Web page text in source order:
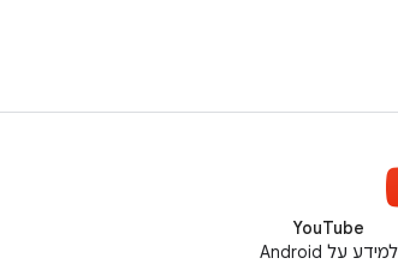
YouTube
למידע על Android